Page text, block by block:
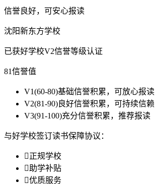
信誉良好，可安心报读
沈阳新东方学校
已获好学校V2信誉等级认证
81信誉值
V1(60-80)基础信誉积累，可放心报读
V2(81-90)良好信誉积累，可持续信赖
V3(91-100)充分信誉积累，推荐报读
与好学校签订读书保障协议：
正规学校
助学补贴
优质服务